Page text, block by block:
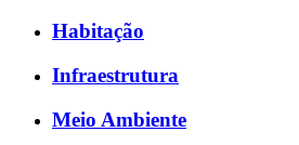
Habitação
Infraestrutura
Meio Ambiente